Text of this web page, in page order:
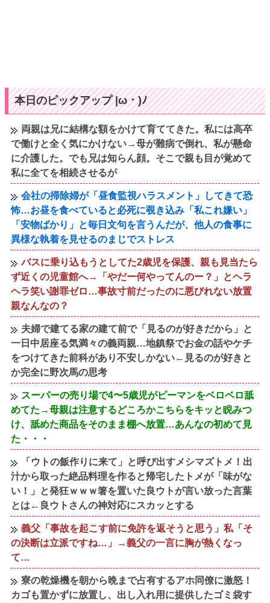
本日のピックアップ |ω・)ﾉ
両親は兄に結構な額をかけて育ててきた。私には高卒
で働けと全く気にかけない→母が難病で倒れ、私が懸命
に介護した。でも兄は知らん顔。そこで親も目が覚めて
私に全てを相続させるが
会社の掃除婦が「昼食監視ハラスメント」してきて恐
怖…お昼を食べていると必死に覗き込み「私これ嫌い」
「安物ばかり」と毎日文句を言うんだが、他人の食事に
異様な執着を見せるのまじでストレス
バスに乗り込もうとしてた2歳児を保護、親も見当たら
ず近くの児童館へ→「やだー何やってんのー？」とヘラ
ヘラ笑い謝罪ゼロ…事故寸前だったのに悪びれない放置
親なんなの？
夫婦で建てる家の建て前で「見るのが好きだから」と
一日中居座る気満々の義両親…地鎮祭でお金の話やケチ
をつけてきた前科があり不安しかない←見るのが好きと
か完全に野次馬の思考
スーパーの売り場で4〜5歳児がピーマンをベロベロ舐
めてた→母親は注意するどころかこちらをキッと睨みつ
け、舐めた商品をそのまま棚へ放置…あんなの初めて見
た・・・
「ウトの飯作りに来て」と呼び出すメシマズトメ！出
汁から取った絶品料理を作ると帰宅したトメが「味がな
い！」と発狂ｗｗｗ箸を置いた良ウトが言い放った言葉
とは←良ウトさんの神対応にスカッとする
義父「事故を起こす前に免許を返そうと思う」私「そ
の決断は立派ですね…」→義父の一言に胸が熱くなっ
て…
寮の乾燥機を朝から晩まで占有するアホ同僚に激怒！
カゴも置かずに放置し、出し入れ用に提供したゴミ袋す